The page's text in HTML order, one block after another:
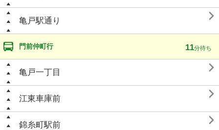
亀戸駅通り 
門前仲町行 11分待ち
亀戸一丁目 
江東車庫前 
錦糸町駅前 